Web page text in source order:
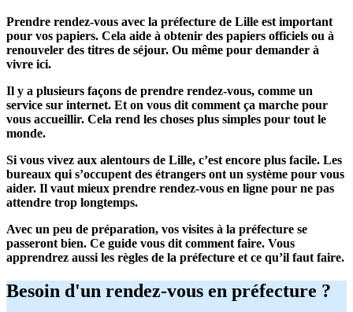
Prendre rendez-vous avec la préfecture de Lille est important
pour vos papiers. Cela aide à obtenir des papiers officiels ou à
renouveler des titres de séjour. Ou même pour demander à
vivre ici.
Il y a plusieurs façons de prendre rendez-vous, comme un
service sur internet. Et on vous dit comment ça marche pour
vous accueillir. Cela rend les choses plus simples pour tout le
monde.
Si vous vivez aux alentours de Lille, c’est encore plus facile. Les
bureaux qui s’occupent des étrangers ont un système pour vous
aider. Il vaut mieux prendre rendez-vous en ligne pour ne pas
attendre trop longtemps.
Avec un peu de préparation, vos visites à la préfecture se
passeront bien. Ce guide vous dit comment faire. Vous
apprendrez aussi les règles de la préfecture et ce qu’il faut faire.
Besoin d'un rendez-vous en préfecture ?